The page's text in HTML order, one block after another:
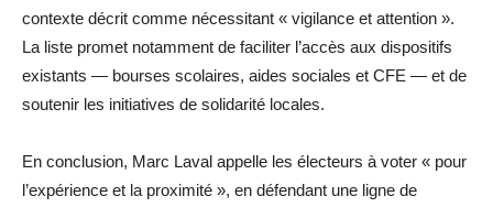
contexte décrit comme nécessitant « vigilance et attention ».
La liste promet notamment de faciliter l’accès aux dispositifs
existants — bourses scolaires, aides sociales et CFE — et de
soutenir les initiatives de solidarité locales.
En conclusion, Marc Laval appelle les électeurs à voter « pour
l’expérience et la proximité », en défendant une ligne de